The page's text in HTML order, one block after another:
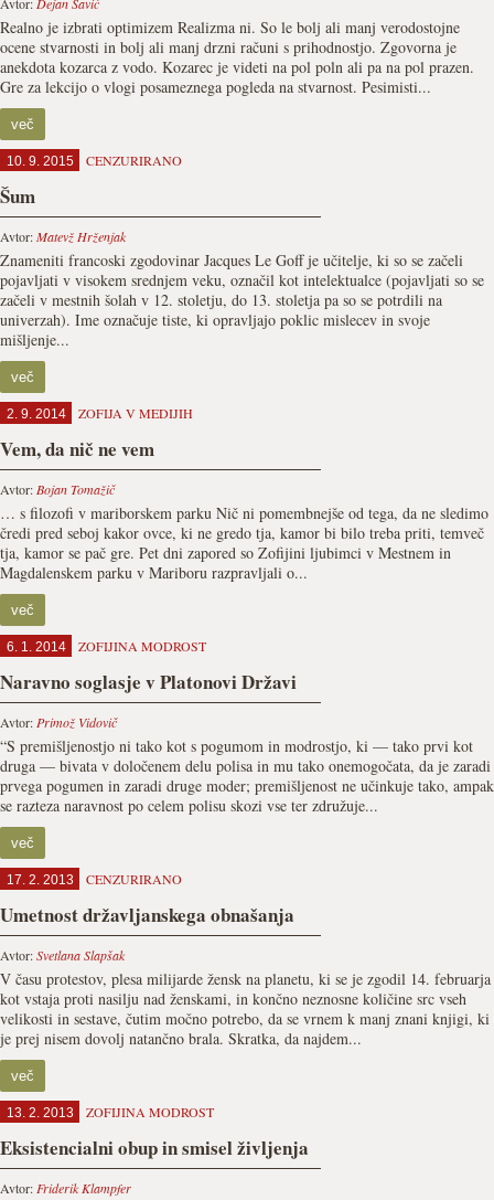
Realno je izbrati optimizem Realizma ni. So le bolj ali manj verodostojne
ocene stvarnosti in bolj ali manj drzni računi s prihodnostjo. Zgovorna je
anekdota kozarca z vodo. Kozarec je videti na pol poln ali pa na pol prazen.
Gre za lekcijo o vlogi posameznega pogleda na stvarnost. Pesimisti...
več
10. 9. 2015 CENZURIRANO
Šum
Avtor:Matevž Hrženjak
Znameniti francoski zgodovinar Jacques Le Goff je učitelje, ki so se začeli
pojavljati v visokem srednjem veku, označil kot intelektualce (pojavljati so se
začeli v mestnih šolah v 12. stoletju, do 13. stoletja pa so se potrdili na
univerzah). Ime označuje tiste, ki opravljajo poklic mislecev in svoje
mišljenje...
več
2. 9. 2014 ZOFIJA V MEDIJIH
Vem, da nič ne vem
Avtor: Bojan Tomažič
… s filozofi v mariborskem parku Nič ni pomembnejše od tega, da ne sledimo
čredi pred seboj kakor ovce, ki ne gredo tja, kamor bi bilo treba priti, temveč
tja, kamor se pač gre. Pet dni zapored so Zofijini ljubimci v Mestnem in
Magdalenskem parku v Mariboru razpravljali o...
več
6. 1. 2014 ZOFIJINA MODROST
Naravno soglasje v Platonovi Državi
Avtor: Primož Vidovič
“S premišljenostjo ni tako kot s pogumom in modrostjo, ki — tako prvi kot
druga — bivata v določenem delu polisa in mu tako onemogočata, da je zaradi
prvega pogumen in zaradi druge moder; premišljenost ne učinkuje tako, ampak
se razteza naravnost po celem polisu skozi vse ter združuje...
več
17. 2. 2013 CENZURIRANO
Umetnost državljanskega obnašanja
Avtor:Svetlana Slapšak
V času protestov, plesa milijarde žensk na planetu, ki se je zgodil 14. februarja
kot vstaja proti nasilju nad ženskami, in končno neznosne količine src vseh
velikosti in sestave, čutim močno potrebo, da se vrnem k manj znani knjigi, ki
je prej nisem dovolj natančno brala. Skratka, da najdem...
več
13. 2. 2013 ZOFIJINA MODROST
Eksistencialni obup in smisel življenja
Avtor: Friderik Klampfer